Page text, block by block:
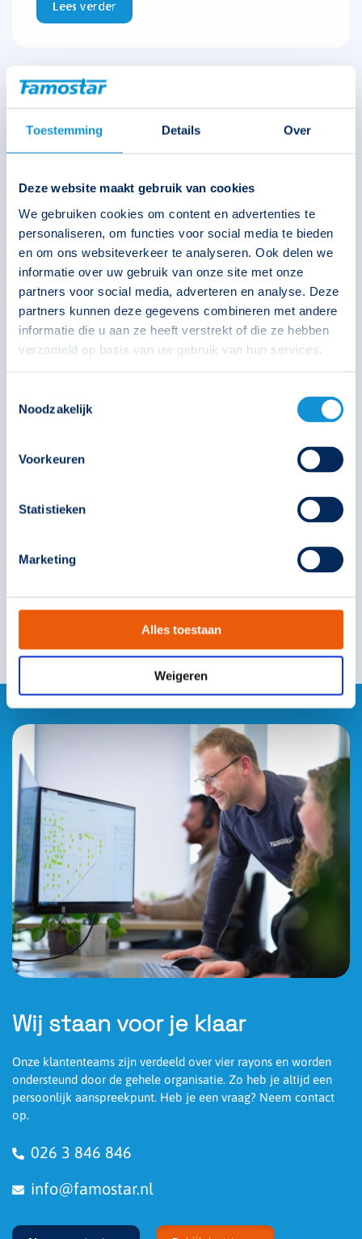
Toestemming Details Over
Deze website maakt gebruik van cookies
We gebruiken cookies om content en advertenties te
personaliseren, om functies voor social media te bieden
en om ons websiteverkeer te analyseren. Ook delen we
informatie over uw gebruik van onze site met onze
partners voor social media, adverteren en analyse. Deze
partners kunnen deze gegevens combineren met andere
informatie die u aan ze heeft verstrekt of die ze hebben
verzameld op basis van uw gebruik van hun services.
Noodzakelijk
Voorkeuren
Statistieken
Marketing
Alles toestaan
Weigeren
Lees verder
Van handlamp tot slimme
27 mei 2026
productinnovaties van Famostar, een belangrijk
Bekijk alle blogs
Wij staan voor je klaar
Onze klantenteams zijn verdeeld over vier rayons en worden
ondersteund door de gehele organisatie. Zo heb je altijd een
persoonlijk aanspreekpunt. Heb je een vraag? Neem contact
op.
026 3 846 846
info@famostar.nl